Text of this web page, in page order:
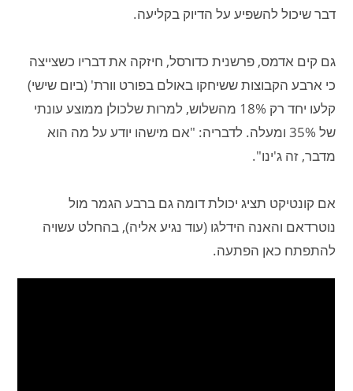
דבר שיכול להשפיע על הדיוק בקליעה.
גם קים אדמס, פרשנית כדורסל, חיזקה את דבריו כשצייצה
כי ארבע הקבוצות ששיחקו באולם בפורט וורת' (ביום שישי)
קלעו יחד רק 18% מהשלוש, למרות שלכולן ממוצע עונתי
של 35% ומעלה. לדבריה: "אם מישהו יודע על מה הוא
מדבר, זה ג'ינו".
אם קונטיקט תציג יכולת דומה גם ברבע הגמר מול
נוטרדאם והאנה הידלגו (עוד נגיע אליה), בהחלט עשויה
להתפתח כאן הפתעה.